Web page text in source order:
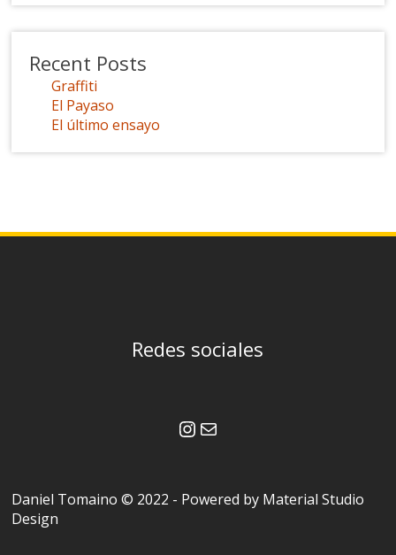
Recent Posts
Graffiti
El Payaso
El último ensayo
Redes sociales
Instagram
Correo electrónico